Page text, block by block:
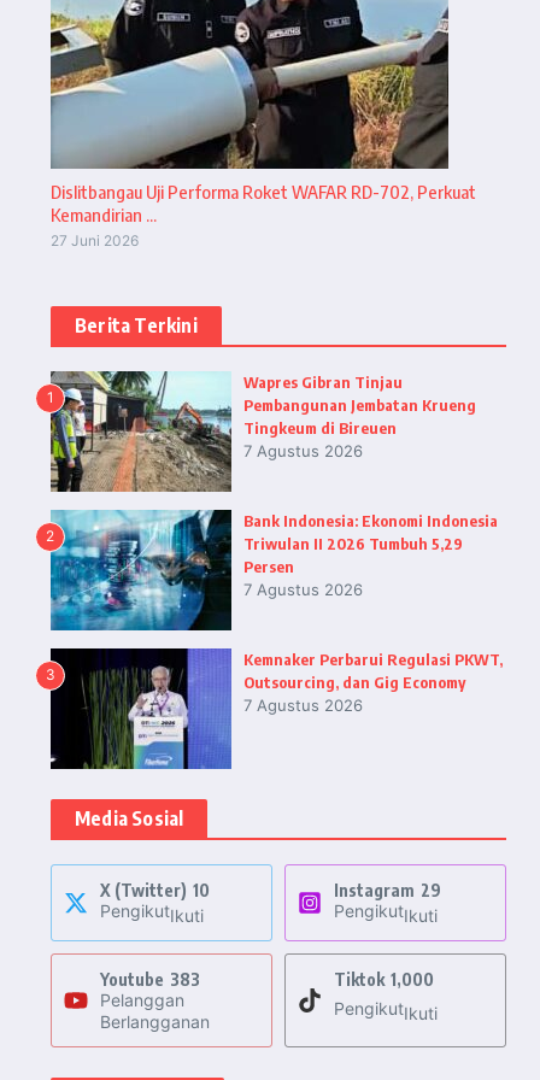
Dislitbangau Uji Performa Roket WAFAR RD-702, Perkuat
Kemandirian ...
27 Juni 2026
Berita Terkini
1
Wapres Gibran Tinjau
Pembangunan Jembatan Krueng
Tingkeum di Bireuen
7 Agustus 2026
2
Bank Indonesia: Ekonomi Indonesia
Triwulan II 2026 Tumbuh 5,29
Persen
7 Agustus 2026
3
Kemnaker Perbarui Regulasi PKWT,
Outsourcing, dan Gig Economy
7 Agustus 2026
Media Sosial
X (Twitter) 10
PengikutIkuti
Instagram 29
PengikutIkuti
Youtube 383
Pelanggan
Berlangganan
Tiktok 1,000
PengikutIkuti